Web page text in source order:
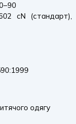
cN (стандарт),
одягу